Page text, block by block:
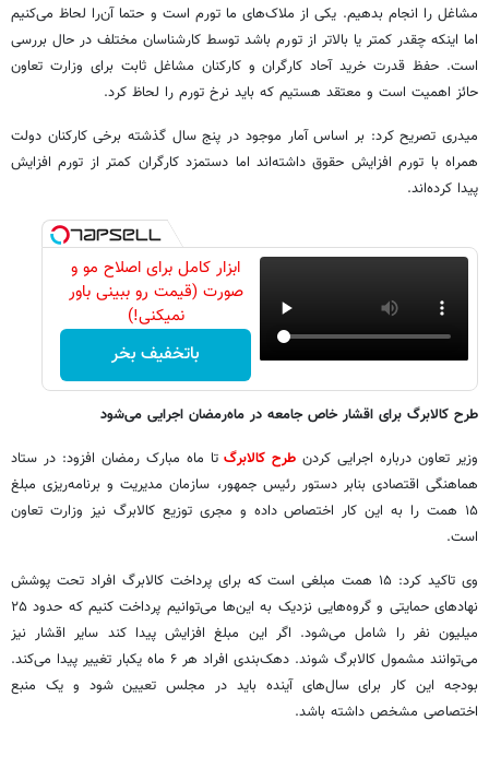
مشاغل را انجام بدهیم. یکی از ملاک‌های ما تورم است و حتما آن‌را لحاظ می‌کنیم
اما اینکه چقدر کمتر یا بالاتر از تورم باشد توسط کارشناسان مختلف در حال بررسی
است. حفظ قدرت خرید آحاد کارگران و کارکنان مشاغل ثابت برای وزارت تعاون
حائز اهمیت است و معتقد هستیم که باید نرخ تورم را لحاظ کرد.
میدری تصریح کرد: بر اساس آمار موجود در پنج سال گذشته برخی کارکنان دولت
همراه با تورم افزایش حقوق داشته‌اند اما دستمزد کارگران کمتر از تورم افزایش
پیدا کرده‌اند.
ابزار کامل برای اصلاح مو و
صورت (قیمت رو ببینی باور
نمیکنی!)
باتخفیف بخر
طرح کالابرگ برای اقشار خاص جامعه در ماه‌رمضان اجرایی می‌شود
وزیر تعاون درباره اجرایی کردن طرح کالابرگتا ماه مبارک رمضان افزود: در ستاد
هماهنگی اقتصادی بنابر دستور رئیس جمهور، سازمان مدیریت و برنامه‌ریزی مبلغ
۱۵ همت را به این کار اختصاص داده و مجری توزیع کالابرگ نیز وزارت تعاون
است.
وی تاکید کرد: ۱۵ همت مبلغی است که برای پرداخت کالابرگ افراد تحت پوشش
نهادهای حمایتی و گروه‌هایی نزدیک به این‌ها می‌توانیم پرداخت کنیم که حدود ۲۵
میلیون نفر را شامل می‌شود. اگر این مبلغ افزایش پیدا کند سایر اقشار نیز
می‌توانند مشمول کالابرگ شوند. دهک‌بندی افراد هر ۶ ماه یکبار تغییر پیدا می‌کند.
بودجه این کار برای سال‌های آینده باید در مجلس تعیین شود و یک منبع
اختصاصی مشخص داشته باشد.